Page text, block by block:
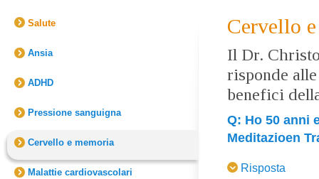
Salute
Ansia
ADHD
Pressione sanguigna
Cervello e memoria
Malattie cardiovascolari
Cervello
Il Dr.
risponde
benefici
Q: Ho 50 anni
Meditazioen
termine migliora
Risposta